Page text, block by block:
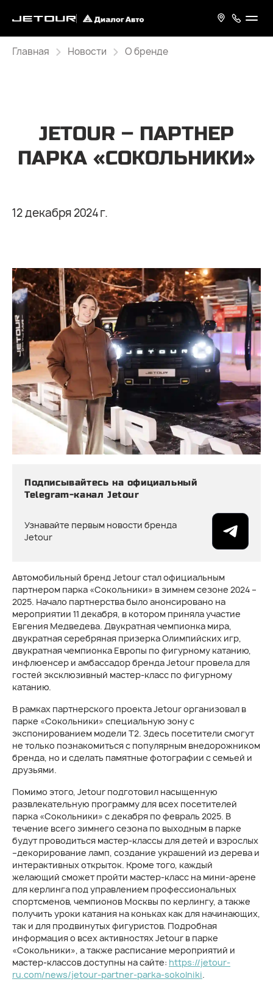
Главная Новости О бренде
JETOUR – ПАРТНЕР
ПАРКА «СОКОЛЬНИКИ»
12 декабря 2024 г.
Подписывайтесь на официальный
Telegram-канал Jetour
Узнавайте первым новости бренда
Jetour
Автомобильный бренд Jetour стал официальным
партнером парка «Сокольники» в зимнем сезоне 2024 –
2025. Начало партнерства было анонсировано на
мероприятии 11 декабря, в котором приняла участие
Евгения Медведева. Двукратная чемпионка мира,
двукратная серебряная призерка Олимпийских игр,
двукратная чемпионка Европы по фигурному катанию,
инфлюенсер и амбассадор бренда Jetour провела для
гостей эксклюзивный мастер-класс по фигурному
катанию.
В рамках партнерского проекта Jetour организовал в
парке «Сокольники» специальную зону с
экспонированием модели Т2. Здесь посетители смогут
не только познакомиться с популярным внедорожником
бренда, но и сделать памятные фотографии с семьей и
друзьями.
Помимо этого, Jetour подготовил насыщенную
развлекательную программу для всех посетителей
парка «Сокольники» с декабря по февраль 2025. В
течение всего зимнего сезона по выходным в парке
будут проводиться мастер-классы для детей и взрослых
–декорирование ламп, создание украшений из дерева и
интерактивных открыток. Кроме того, каждый
желающий сможет пройти мастер-класс на мини-арене
для керлинга под управлением профессиональных
спортсменов, чемпионов Москвы по керлингу, а также
получить уроки катания на коньках как для начинающих,
так и для продвинутых фигуристов. Подробная
информация о всех активностях Jetour в парке
«Сокольники», а также расписание мероприятий и
мастер-классов доступны на сайте: https://jetour-
ru.com/news/jetour-partner-parka-sokolniki.